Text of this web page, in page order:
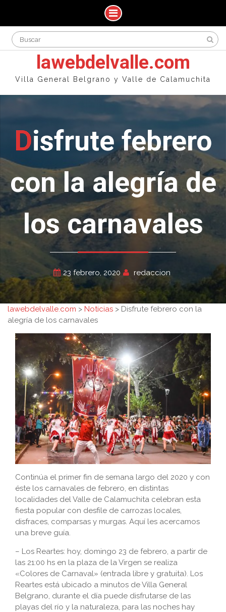
Skip
for:
lawebdelvalle.com
Villa General Belgrano y Valle de Calamuchita
Disfrute febrero
con la alegría de
los carnavales
23 febrero, 2020 redaccion
lawebdelvalle.com > Noticias > Disfrute febrero con la
alegría de los carnavales
Continúa el primer fin de semana largo del 2020 y con
éste los carnavales de febrero, en distintas
localidades del Valle de Calamuchita celebran esta
fiesta popular con desfile de carrozas locales,
disfraces, comparsas y murgas. Aquí les acercamos
una breve guía.
– Los Reartes: hoy, domingo 23 de febrero, a partir de
las 21:00 hs en la plaza de la Virgen se realiza
«Colores de Carnaval» (entrada libre y gratuita). Los
Reartes está ubicado a minutos de Villa General
Belgrano, durante el día puede disfrutarse de las
playas del río y la naturaleza, para las noches hay